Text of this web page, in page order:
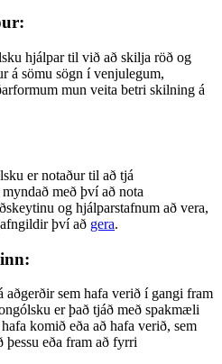
hjálpar til við að skilja röð og
á sömu sögn í venjulegum,
mun veita betri skilning á
er notaður til að tjá
með því að nota
og hjálparstafnum að vera,
því að gera.
aðgerðir sem hafa verið í gangi fram
er það tjáð með spakmæli
komið eða að hafa verið, sem
eða fram að fyrri